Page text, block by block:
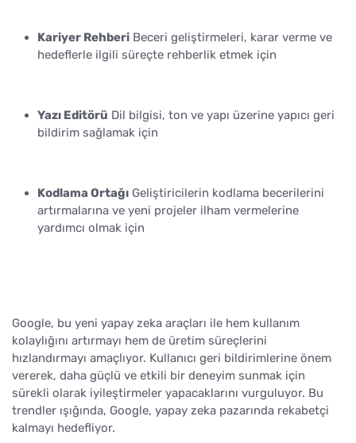
Kariyer Rehberi Beceri geliştirmeleri, karar verme ve
hedeflerle ilgili süreçte rehberlik etmek için
Yazı Editörü Dil bilgisi, ton ve yapı üzerine yapıcı geri
bildirim sağlamak için
Kodlama Ortağı Geliştiricilerin kodlama becerilerini
artırmalarına ve yeni projeler ilham vermelerine
yardımcı olmak için
Google, bu yeni yapay zeka araçları ile hem kullanım
kolaylığını artırmayı hem de üretim süreçlerini
hızlandırmayı amaçlıyor. Kullanıcı geri bildirimlerine önem
vererek, daha güçlü ve etkili bir deneyim sunmak için
sürekli olarak iyileştirmeler yapacaklarını vurguluyor. Bu
trendler ışığında, Google, yapay zeka pazarında rekabetçi
kalmayı hedefliyor.